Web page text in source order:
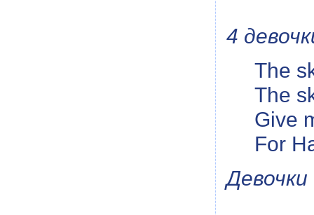
4
The
The
Give
For